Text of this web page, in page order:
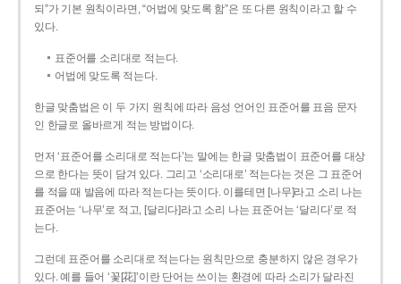
되”가 기본 원칙이라면, “어법에 맞도록 함”은 또 다른 원칙이라고 할 수
있다.
표준어를 소리대로 적는다.
어법에 맞도록 적는다.
한글 맞춤법은 이 두 가지 원칙에 따라 음성 언어인 표준어를 표음 문자
인 한글로 올바르게 적는 방법이다.
먼저 ‘표준어를 소리대로 적는다’는 말에는 한글 맞춤법이 표준어를 대상
으로 한다는 뜻이 담겨 있다. 그리고 ‘소리대로’ 적는다는 것은 그 표준어
를 적을 때 발음에 따라 적는다는 뜻이다. 이를테면 [나무]라고 소리 나는
표준어는 ‘나무’로 적고, [달리다]라고 소리 나는 표준어는 ‘달리다’로 적
는다.
그런데 표준어를 소리대로 적는다는 원칙만으로 충분하지 않은 경우가
있다. 예를 들어 ‘꽃[花]’이란 단어는 쓰이는 환경에 따라 소리가 달라진